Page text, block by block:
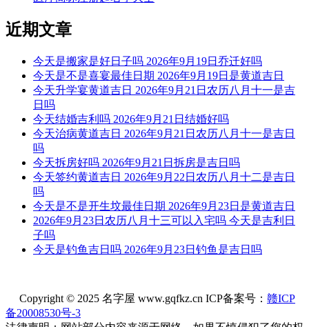
42、鸿鸿玮男装
43、千旺丰男装
44、佳力男装
45、麟洋航男装
46、浩灿男装
47、景世男装
48、慧耀男装
49、利浩男装
51、浩立男装
52、维云龙峰男装
近期文章
今天是搬家是好日子吗 2026年9月19日乔迁好吗
今天是不是喜宴最佳日期 2026年9月19日是黄道吉日
今天升学宴黄道吉日 2026年9月21日农历八月十一是吉
日吗
今天结婚吉利吗 2026年9月21日结婚好吗
今天治病黄道吉日 2026年9月21日农历八月十一是吉日
吗
今天拆房好吗 2026年9月21日拆房是吉日吗
今天签约黄道吉日 2026年9月22日农历八月十二是吉日
吗
今天是不是开生坟最佳日期 2026年9月23日是黄道吉日
2026年9月23日农历八月十三可以入宅吗 今天是吉利日
子吗
今天是钓鱼吉日吗 2026年9月23日钓鱼是吉日吗
Copyright © 2025 名字屋 www.gqfkz.cn ICP备案号： 赣ICP
备20008530号-3